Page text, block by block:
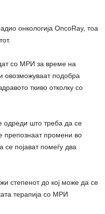
онкологија OncoRay, тоа
со МРИ за време на
овозможуваат подобра
ткиво отколку со
одреди што треба да се
препознаат промени во
појават помеѓу два
степенот до кој може да се
терапија со МРИ